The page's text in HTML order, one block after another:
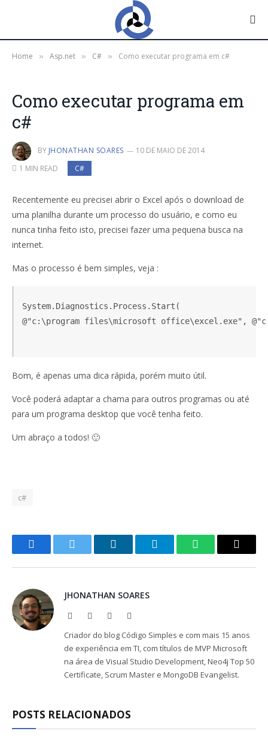
Home » Asp.net » C# » Como executar programa em c#
Como executar programa em
c#
BY JHONATHAN SOARES
10 DE MAIO DE 2014
1 MIN READ
C#
Recentemente eu precisei abrir o Excel após o download de
uma planilha durante um processo do usuário, e como eu
nunca tinha feito isto, precisei fazer uma pequena busca na
internet.
Mas o processo é bem simples, veja :
System.Diagnostics.Process.Start(
@"c:\program files\microsoft office\excel.exe",
Bom, é apenas uma dica rápida, porém muito útil.
Você poderá adaptar a chama para outros programas ou até
para um programa desktop que você tenha feito.
Um abraço a todos! 🙂
c#
FacebookTwitter LinkedInTelegramWhatsAppCopy
JHONATHAN SOARES
Website Facebook
Criador do blog Código Simples e com mais 15 anos
de experiência em TI, com títulos de MVP Microsoft
na área de Visual Studio Development, Neo4j Top 50
Certificate, Scrum Master e MongoDB Evangelist.
POSTS RELACIONADOS